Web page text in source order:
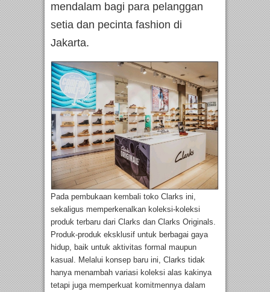
mendalam bagi para pelanggan
setia dan pecinta fashion di
Jakarta.
Pada pembukaan kembali toko Clarks ini,
sekaligus memperkenalkan koleksi-koleksi
produk terbaru dari Clarks dan Clarks Originals.
Produk-produk eksklusif untuk berbagai gaya
hidup, baik untuk aktivitas formal maupun
kasual. Melalui konsep baru ini, Clarks tidak
hanya menambah variasi koleksi alas kakinya
tetapi juga memperkuat komitmennya dalam